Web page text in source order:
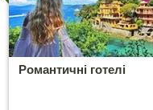
Романтичні готелі